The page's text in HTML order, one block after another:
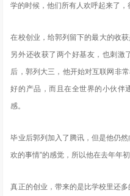
学的时候，他们所有人欢呼起来了，
在校创业，给郭列留下的最大的收
另外还收获了两个好基友，也刺激
后，郭列大三，他开始对互联网非
好的产品，而且在全世界的小伙伴
感。
毕业后郭列加入了腾讯，但是他仍
欢的事情”的感觉，所以他在去年年
真正的创业，带来的是比学校里还